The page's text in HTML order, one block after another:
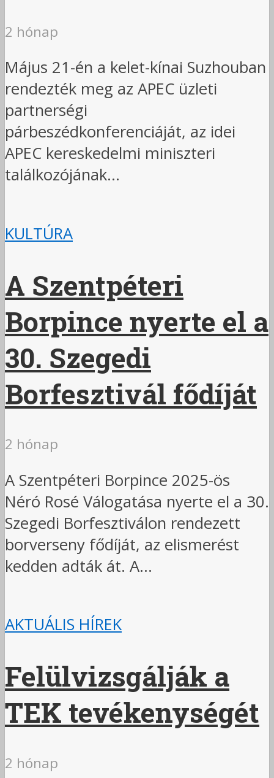
2 hónap
Május 21-én a kelet-kínai Suzhouban
rendezték meg az APEC üzleti
partnerségi
párbeszédkonferenciáját, az idei
APEC kereskedelmi miniszteri
találkozójának...
KULTÚRA
A Szentpéteri
Borpince nyerte el a
30. Szegedi
Borfesztivál fődíját
2 hónap
A Szentpéteri Borpince 2025-ös
Néró Rosé Válogatása nyerte el a 30.
Szegedi Borfesztiválon rendezett
borverseny fődíját, az elismerést
kedden adták át. A...
AKTUÁLIS HÍREK
Felülvizsgálják a
TEK tevékenységét
2 hónap